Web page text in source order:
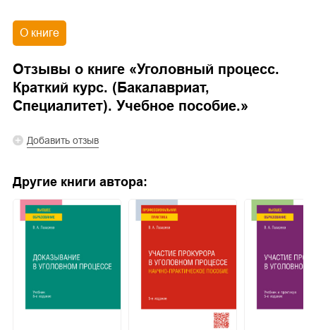
О книге
Отзывы о книге «Уголовный процесс.
Краткий курс. (Бакалавриат,
Специалитет). Учебное пособие.»
Добавить отзыв
Другие книги автора: